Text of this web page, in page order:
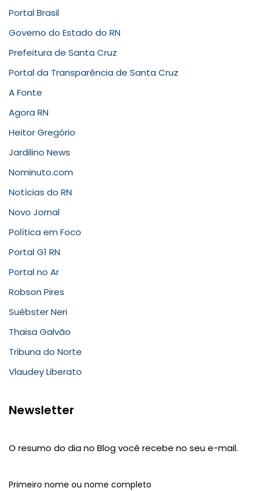
Portal Brasil
Governo do Estado do RN
Prefeitura de Santa Cruz
Portal da Transparência de Santa Cruz
A Fonte
Agora RN
Heitor Gregório
Jardilino News
Nominuto.com
Notícias do RN
Novo Jornal
Política em Foco
Portal G1 RN
Portal no Ar
Robson Pires
Suébster Neri
Thaisa Galvão
Tribuna do Norte
Vlaudey Liberato
Newsletter
O resumo do dia no Blog você recebe no seu e-mail.
Primeiro nome ou nome completo